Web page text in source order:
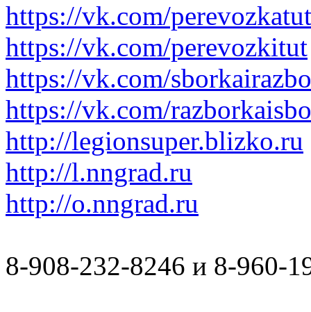
https://vk.com/perevozkatut
https://vk.com/perevozkitut
https://vk.com/
https://vk.com/
http://legionsuper.blizko.ru
http://l.nngrad.ru
http://o.nngrad.ru
8-908-232-8246 и 8-960-